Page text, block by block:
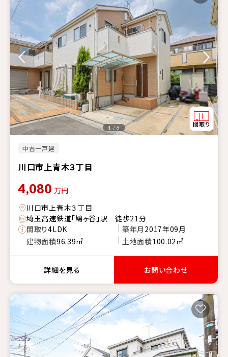
中古一戸建
川口市上青木３丁目
1 / 6
4,080 万円
川口市上青木３丁目
埼玉高速鉄道「鳩ヶ谷」駅 徒歩21分
間取り4LDK 築年月 2017年09月
建物面積96.39㎡ 土地面積100.02㎡
詳細を見る お問い合わせ